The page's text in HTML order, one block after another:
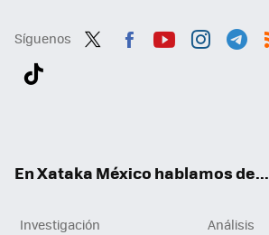
Síguenos
En Xataka México hablamos de...
Investigación
Análisis